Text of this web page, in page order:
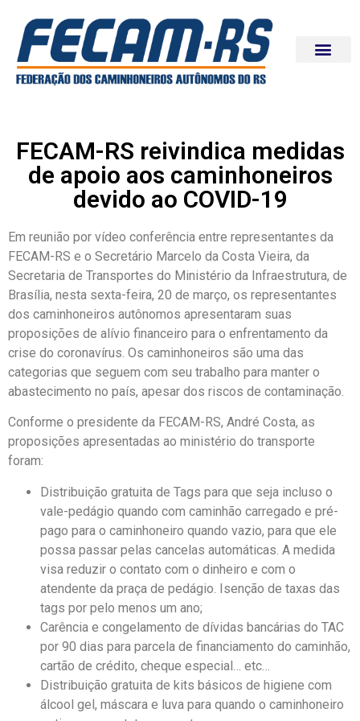
FECAM-RS reivindica medidas
de apoio aos caminhoneiros
devido ao COVID-19
Em reunião por vídeo conferência entre representantes da
FECAM-RS e o Secretário Marcelo da Costa Vieira, da
Secretaria de Transportes do Ministério da Infraestrutura, de
Brasília, nesta sexta-feira, 20 de março, os representantes
dos caminhoneiros autônomos apresentaram suas
proposições de alívio financeiro para o enfrentamento da
crise do coronavírus. Os caminhoneiros são uma das
categorias que seguem com seu trabalho para manter o
abastecimento no país, apesar dos riscos de contaminação.
Conforme o presidente da FECAM-RS, André Costa, as
proposições apresentadas ao ministério do transporte
foram:
Distribuição gratuita de Tags para que seja incluso o
vale-pedágio quando com caminhão carregado e pré-
pago para o caminhoneiro quando vazio, para que ele
possa passar pelas cancelas automáticas. A medida
visa reduzir o contato com o dinheiro e com o
atendente da praça de pedágio. Isenção de taxas das
tags por pelo menos um ano;
Carência e congelamento de dívidas bancárias do TAC
por 90 dias para parcela de financiamento do caminhão,
cartão de crédito, cheque especial… etc…
Distribuição gratuita de kits básicos de higiene com
álcool gel, máscara e luva para quando o caminhoneiro